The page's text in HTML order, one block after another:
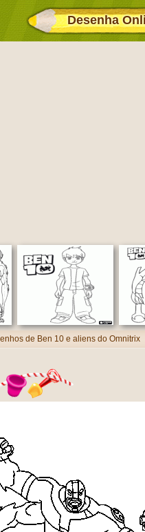
Desenha
de Ben 10 e aliens do Omnitrix